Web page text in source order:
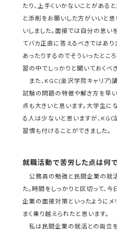
たり、上手くいかないことがある
と添削をお願いした方がいいと
いしました。面接では自分の思い
てバカ正直に答えるべきではあり
あったりするのでそういったと
習の中でしっかりと聞いておくべ
また、KGC(金沢学院キャリア)
試験の問題の特徴や解き方を早
点も大きいと思います。大学生に
る人は少ないと思いますが、
習慣も付けることができました。
就職活動で苦労した点は何で
公務員の勉強と民間企業の就
た。時間をしっかりと区切って、
企業の面接対策といったようにメ
まく乗り越えられたと思います。
私は民間企業の就活との両立